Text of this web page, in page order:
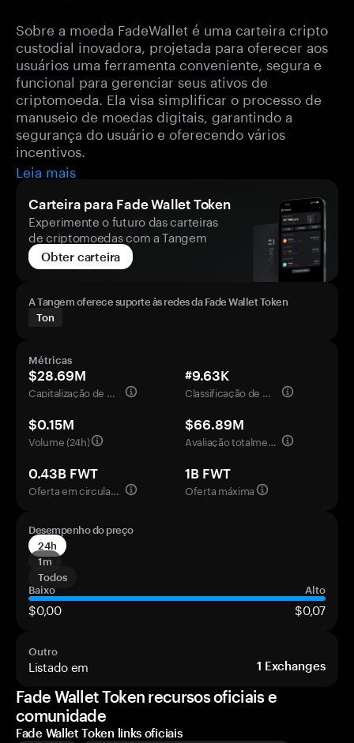
Sobre a moeda FadeWallet é uma carteira cripto
custodial inovadora, projetada para oferecer aos
usuários uma ferramenta conveniente, segura e
funcional para gerenciar seus ativos de
criptomoeda. Ela visa simplificar o processo de
manuseio de moedas digitais, garantindo a
segurança do usuário e oferecendo vários
incentivos.
Leia mais
Carteira para Fade Wallet Token
Experimente o futuro das carteiras
de criptomoedas com a Tangem
Obter carteira
A Tangem oferece suporte às redes da Fade Wallet Token
Ton
Métricas
$28.69M
Capitalização de mercado
#9.63K
Classificação de mercado
$0.15M
Volume (24h)
$66.89M
Avaliação totalmente diluída
0.43B FWT
Oferta em circulação
1B FWT
Oferta máxima
Desempenho do preço
24h
1m
Todos
Baixo
Alto
$0,00 $0,07
Outro
Listado em 1 Exchanges
Fade Wallet Token recursos oficiais e
comunidade
Fade Wallet Token links oficiais